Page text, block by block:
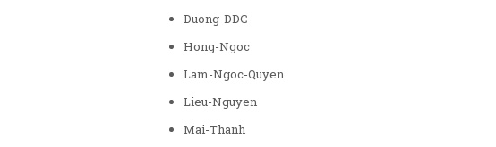
Duong-DDC
Hong-Ngoc
Lam-Ngoc-Quyen
Lieu-Nguyen
Mai-Thanh